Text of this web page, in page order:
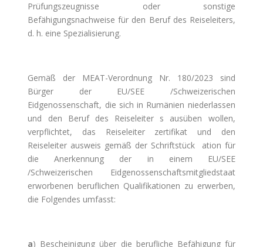
Prüfungszeugnisse oder sonstige
Befähigungsnachweise für den Beruf des Reiseleiters,
d. h. eine Spezialisierung.
Gemäß der MEAT-Verordnung Nr. 180/2023 sind
Bürger der EU/SEE /Schweizerischen
Eidgenossenschaft, die sich in Rumänien niederlassen
und den Beruf des Reiseleiter s ausüben wollen,
verpflichtet, das Reiseleiter zertifikat und den
Reiseleiter ausweis gemäß der Schriftstück ation für
die Anerkennung der in einem EU/SEE
/Schweizerischen Eidgenossenschaftsmitgliedstaat
erworbenen beruflichen Qualifikationen zu erwerben,
die Folgendes umfasst:
a) Bescheinigung über die berufliche Befähigung für